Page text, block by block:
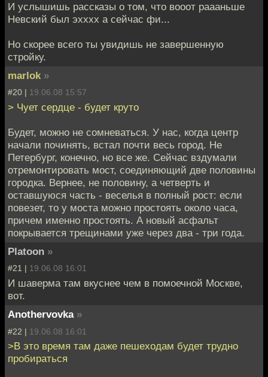
И услышишь рассказы о том, что вооот раааньше
Невский был эхххх а сейчас фи...
Но скорее всего ты увидишь не завершенную
стройку.
marlok »
#20 | 19.06.08 15:57
> Чует сердце - будет круто
Будет, можно не сомневаться. У нас, когда центр
начали починять, встал почти весь город. Не
Петербург, конечно, но все же. Сейчас вздумали
отремонтировать мост, соединяющий две половины
городка. Вернее, не половину, а четверть и
оставшуюся часть - веселья в полный рост: если
повезет, то у моста можно простоять около часа,
причем именно простоять. А новый асфальт
покрывается трещинами уже через два - три года.
Platoon »
#21 | 19.06.08 16:01
И шаверма там вкуснее чем в помоечной Москве,
вот.
Anothervovka »
#22 | 19.06.08 16:01
>В это время там даже пешеходам будет трудно
пробираться